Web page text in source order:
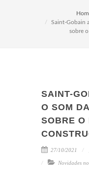
Saint-Gobain
sobre
SAINT-
O SOM
SOBRE O
27/10/2021
Novidades